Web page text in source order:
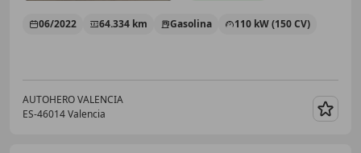
06/2022 64.334 km Gasolina 110 kW (150 CV)
AUTOHERO VALENCIA
ES-46014 Valencia